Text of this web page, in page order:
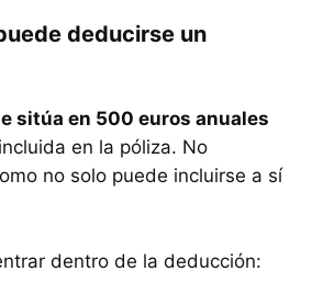
deducirse un
sitúa en 500 euros anuales
en la póliza. No
no solo puede incluirse a sí
dentro de la deducción: